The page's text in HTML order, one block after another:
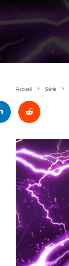
Accueil Série